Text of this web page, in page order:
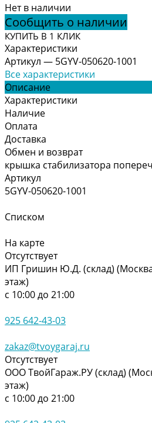
Нет в наличии
Сообщить о наличии
КУПИТЬ В 1 КЛИК
Характеристики
Артикул — 5GYV-050620-1001
Все характеристики
Описание
Характеристики
Наличие
Оплата
Доставка
Обмен и возврат
крышка стабилизатора
Артикул
5GYV-050620-1001
Списком
На карте
Отсутствует
ИП Гришин Ю.Д. (склад)
этаж)
с 10:00 до 21:00
925 642-43-03
zakaz@tvoygaraj.ru
Отсутствует
ООО ТвойГараж.РУ (склад)
этаж)
с 10:00 до 21:00